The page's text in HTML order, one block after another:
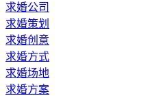
求婚公司
求婚策划
求婚创意
求婚方式
求婚场地
求婚方案